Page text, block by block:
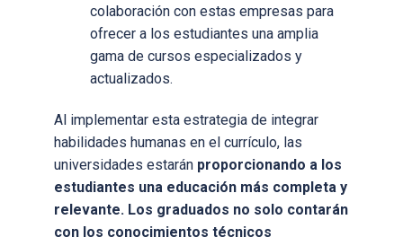
colaboración con estas empresas para
ofrecer a los estudiantes una amplia
gama de cursos especializados y
actualizados.
Al implementar esta estrategia de integrar
habilidades humanas en el currículo, las
universidades estarán proporcionando a los
estudiantes una educación más completa y
relevante. Los graduados no solo contarán
con los conocimientos técnicos